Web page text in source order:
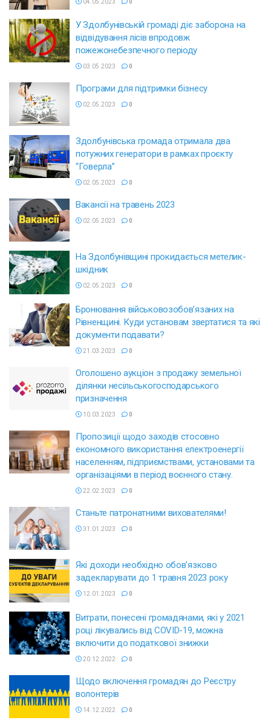
У Здолбунівській громаді діє заборона на
відвідування лісів впродовж
пожежонебезпечного періоду
03.05.2023 0
Програми для підтримки бізнесу
02.05.2023 0
Здолбунівська громада отримала два
потужних генератори в рамках проєкту
“Говерла”
02.05.2023 0
Вакансії на травень 2023
02.05.2023 0
На Здолбунівщині прокидається метелик-
шкідник
02.05.2023 0
Бронювання військовозобов’язаних на
Рівненщині. Куди установам звертатися та які
документи подавати?
21.03.2023 0
Оголошено аукціон з продажу земельної
ділянки несільськогосподарського
призначення
10.03.2023 0
Пропозиції щодо заходів стосовно
економного використання електроенергії
населенням, підприємствами, установами та
організаціями в період воєнного стану.
22.02.2023 0
Станьте патронатними вихователями!
31.01.2023 0
Які доходи необхідно обов’язково
задекларувати до 1 травня 2023 року
12.01.2023 0
Витрати, понесені громадянами, які у 2021
році лікувались від COVID-19, можна
включити до податкової знижки
20.12.2022 0
Щодо включення громадян до Реєстру
волонтерів
14.12.2022 0